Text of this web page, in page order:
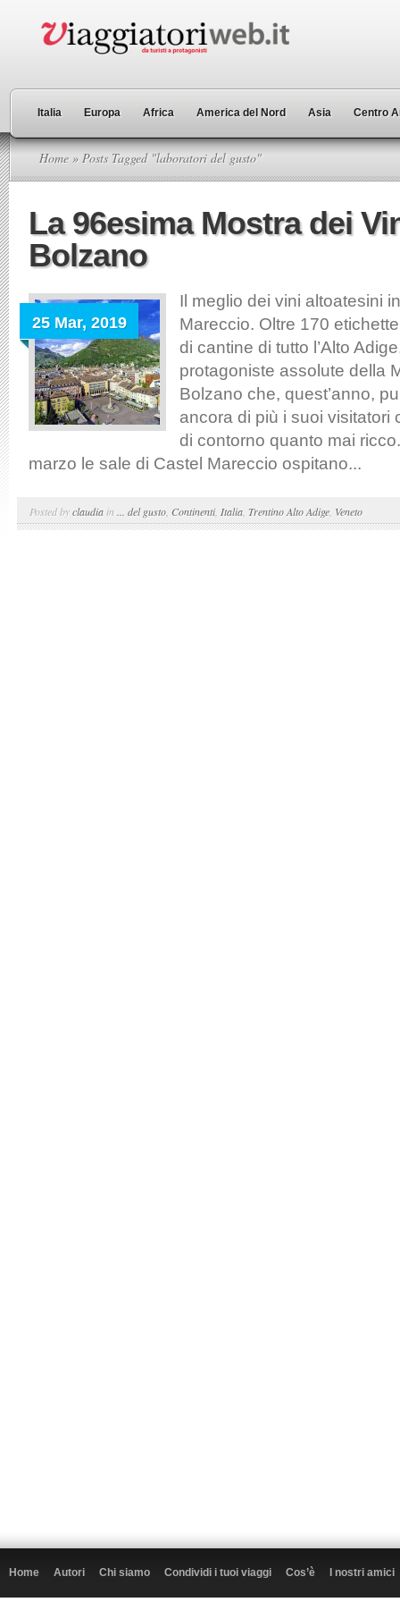
Italia Europa Africa America del Nord Asia Centro
Home » Posts Tagged "laboratori del gusto"
La 96esima Mostra dei
Bolzano
25 Mar, 2019
Il meglio dei vini altoatesini
Mareccio. Oltre 170
di cantine di tutto l’Alto
protagoniste assolute della
Bolzano che, quest’anno,
ancora di più i suoi visitatori
di contorno quanto mai
marzo le sale di Castel Mareccio ospitano...
Posted byclaudia in ... del gusto Continenti, Italia Trentino Alto Adige Veneto
Home Autori Chi siamo Condividi i tuoi viaggi Cos’è I nostri amici